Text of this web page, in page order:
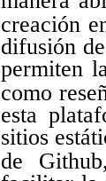
creación
difusión
permiten
como
esta
sitios
de